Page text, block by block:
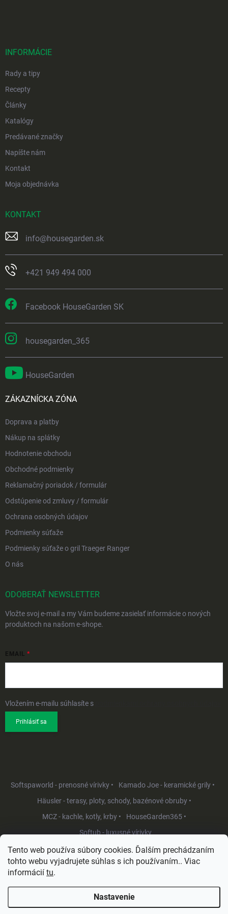
Tento web používa súbory cookies. Ďalším prechádzaním
tohto webu vyjadrujete súhlas s ich používaním.. Viac
informácií tu.
Nastavenie
INFORMÁCIE
Rady a tipy
Recepty
Články
Katalógy
Predávané značky
Napíšte nám
Kontakt
Moja objednávka
KONTAKT
info@housegarden.sk
+421 949 494 000
Facebook HouseGarden SK
housegarden_365
HouseGarden
ZÁKAZNÍCKA ZÓNA
Doprava a platby
Nákup na splátky
Hodnotenie obchodu
Obchodné podmienky
Reklamačný poriadok / formulár
Odstúpenie od zmluvy / formulár
Ochrana osobných údajov
Podmienky súťaže
Podmienky súťaže o gril Traeger Ranger
O nás
ODOBERAŤ NEWSLETTER
Vložte svoj e-mail a my Vám budeme zasielať informácie o nových
produktoch na našom e-shope.
EMAIL
Vložením e-mailu súhlasíte s
Prihlásiť sa
Softspaworld - prenosné vírivky •
Kamado Joe - keramické grily •
Häusler - terasy, ploty, schody, bazénové obruby •
MCZ - kachle, kotly, krby •
HouseGarden365 •
Softub - luxusné vírivky